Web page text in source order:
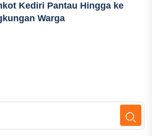
Kediri Pantau Hingga ke
Warga